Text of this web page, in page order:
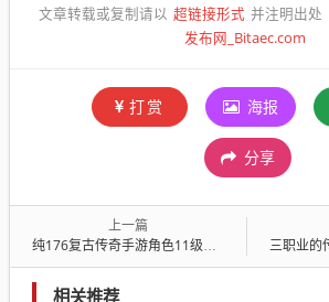
文章转载或复制请以 超链接形式 并注明出处
发布网_Bitaec.com
打赏 海报
分享
上一篇
纯176复古传奇手游角色11级就可以去挖矿吗？ 三职业的传
相关推荐